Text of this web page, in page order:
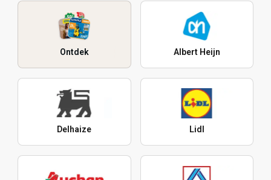
Ontdek Albert Heijn
Delhaize Lidl